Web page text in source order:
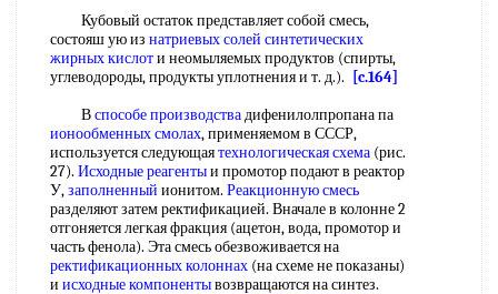
Кубовый остаток представляет собой смесь,
состояш ую из натриевых солей синтетических
жирных кислоти неомыляемых продуктов (спирты,
углеводороды, продукты уплотнения и т. д.).
[c.164]
Вспособе производствадифенилолпропана па
ионообменных смолах, применяемом в СССР,
используется следующаятехнологическая схема (рис.
27). Исходные реагентыи промотор подают в реактор
У,заполненный ионитом. Реакционную смесь
разделяют затем ректификацией. Вначале в колонне 2
отгоняется легкая фракция (ацетон, вода, промотор и
часть фенола). Эта смесь обезвоживается на
ректификационных колоннах (на схеме не показаны)
и исходные компонентывозвращаются на синтез.